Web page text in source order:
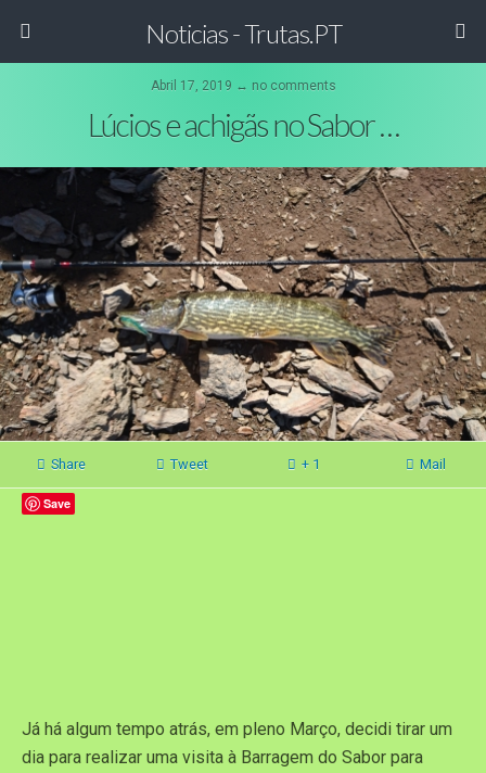
Noticias - Trutas.PT
Abril 17, 2019 ↔ no comments
Lúcios e achigãs no Sabor …
Share Tweet + 1 Mail
Save
Já há algum tempo atrás, em pleno Março, decidi tirar um
dia para realizar uma visita à Barragem do Sabor para